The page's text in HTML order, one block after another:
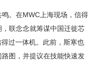
。在MWC上海现场，信得
联念念就筹谋中国迁徙芯
过一体机。此前，斯寒也
图，并提议在技能快速发